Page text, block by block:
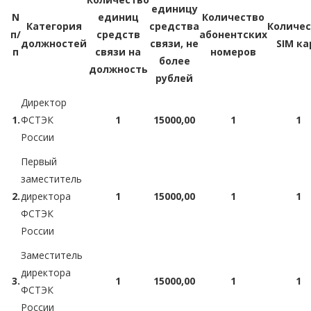
N
п/
п
Категория
должностей
единиц
средств
связи на
должность
единицу
средства
связи, не
более
рублей
Количество
абонентских
номеров
SIM
1.
Директор
ФСТЭК
России
1 15000,00 1 1
2.
Первый
заместитель
директора
ФСТЭК
России
1 15000,00 1 1
3.
Заместитель
директора
ФСТЭК
России
1 15000,00 1 1